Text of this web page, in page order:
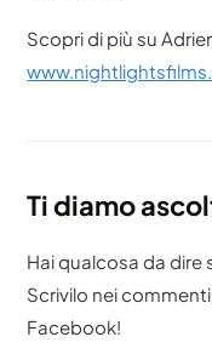
Scopri di più su
Ti diamo
Hai qualcosa da
Scrivilo nei
Facebook!